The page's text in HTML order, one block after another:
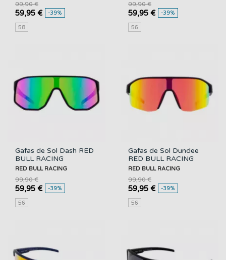
59,95 €
99,90 €
-39%
58
59,95 €
99,90 €
-39%
56
Gafas de Sol Dash RED
BULL RACING
RED BULL RACING
59,95 €
99,90 €
-39%
56
Gafas de Sol Dundee
RED BULL RACING
RED BULL RACING
59,95 €
99,90 €
-39%
56